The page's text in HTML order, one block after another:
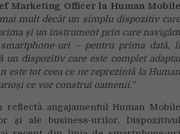
Marketing Officer la Human Mobile
mult decât un simplu dispozitiv care
și un instrument prin care navigăm
uri – pentru prima dată, îi
dispozitiv care este complet adaptat
tot ceea ce ne reprezintă la Human
ce vor construi oamenii.”
angajamentul Human Mobile
și ale business-urilor. Dispozitivul